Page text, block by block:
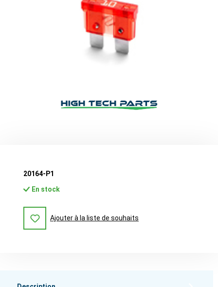
20164-P1
En stock
Ajouter à la liste de souhaits